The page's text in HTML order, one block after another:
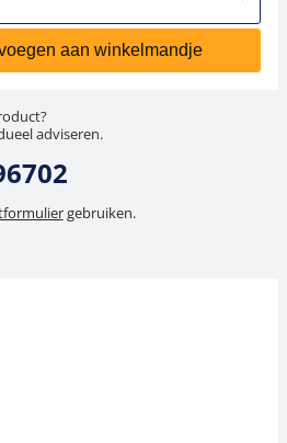
aan winkelmandje
adviseren.
gebruiken.